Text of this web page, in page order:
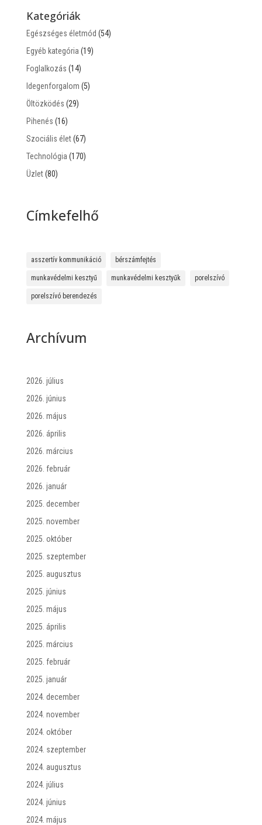
Kategóriák
Egészséges életmód (54)
Egyéb kategória (19)
Foglalkozás (14)
Idegenforgalom (5)
Öltözködés (29)
Pihenés (16)
Szociális élet(67)
Technológia (170)
Üzlet(80)
Címkefelhő
asszertív kommunikáció bérszámfejtés
munkavédelmi kesztyű munkavédelmi kesztyűk porelszívó
porelszívó berendezés
Archívum
2026. július
2026. június
2026. május
2026. április
2026. március
2026. február
2026. január
2025. december
2025. november
2025. október
2025. szeptember
2025. augusztus
2025. június
2025. május
2025. április
2025. március
2025. február
2025. január
2024. december
2024. november
2024. október
2024. szeptember
2024. augusztus
2024. július
2024. június
2024. május